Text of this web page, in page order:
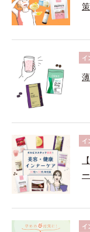
策
イ
イ
イ